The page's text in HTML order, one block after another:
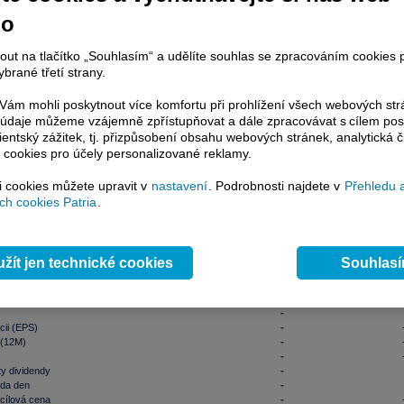
- - - -
15,90
maximum
18,94
9,59
(ks)
-
10 dní
mil. -
-
(EPS)
-
-
-
-
-
-
dividendy
-
den
-
cena
- -
na tlačítko „Souhlasím“ a udělíte souhlas se zpracováním cookies
třetí strany.
mohli poskytnout více komfortu při prohlížení všech webových
můžeme vzájemně zpřístupňovat a dále zpracovávat s cílem
zážitek, tj. přizpůsobení obsahu webových stránek, analytická
pro účely personalizované reklamy.
cookies můžete upravit v nastavení. Podrobnosti najdete v Přehledu
cookies Patria.
jen technické cookies